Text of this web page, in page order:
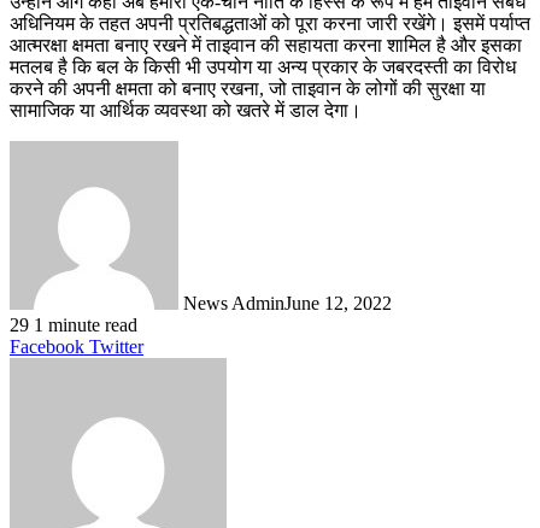
अधिनियम के तहत अपनी प्रतिबद्धताओं को पूरा करना जारी रखेंगे। इसमें पर्याप्त
आत्मरक्षा क्षमता बनाए रखने में ताइवान की सहायता करना शामिल है और इसका
मतलब है कि बल के किसी भी उपयोग या अन्य प्रकार के जबरदस्ती का विरोध
करने की अपनी क्षमता को बनाए रखना, जो ताइवान के लोगों की सुरक्षा या
सामाजिक या आर्थिक व्यवस्था को खतरे में डाल देगा।
News AdminJune 12, 2022
29 1 minute read
Facebook TwitterLinkedIn
Tumblr
Pinterest
Reddit
VKontakte
Share
Print